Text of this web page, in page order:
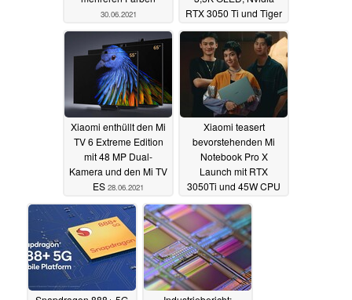
30.06.2021
RTX 3050 Ti und Tiger
Lake H3530.06.2021
Xiaomi enthüllt den Mi
TV 6 Extreme Edition
mit 48 MP Dual-
Kamera und den Mi TV
ES 28.06.2021
Xiaomi teasert
bevorstehenden Mi
Notebook Pro X
Launch mit RTX
3050Ti und 45W CPU
28.06.2021